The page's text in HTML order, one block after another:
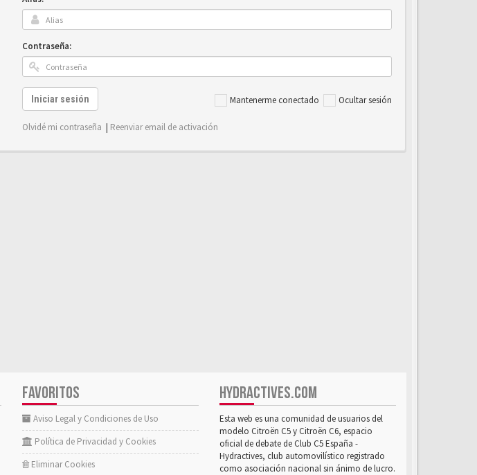
Contraseña:
Mantenerme conectado Ocultar sesión
Iniciar sesión
Olvidé mi contraseña | Reenviar email de activación
FAVORITOS
Aviso Legal y Condiciones de Uso
Política de Privacidad y Cookies
Eliminar Cookies
HYDRACTIVES.COM
Esta web es una comunidad de usuarios del
modelo Citroën C5 y Citroën C6, espacio
oficial de debate de Club C5 España -
Hydractives, club automovilístico registrado
como asociación nacional sin ánimo de lucro.